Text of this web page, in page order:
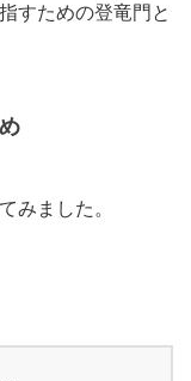
すための登竜門と
みました。